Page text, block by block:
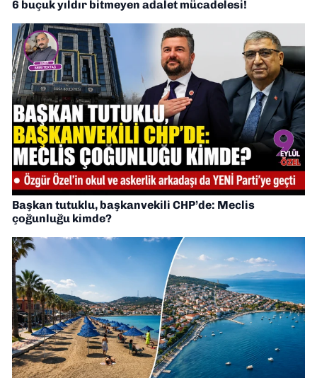
6 buçuk yıldır bitmeyen adalet mücadelesi!
Başkan tutuklu, başkanvekili CHP’de: Meclis
çoğunluğu kimde?